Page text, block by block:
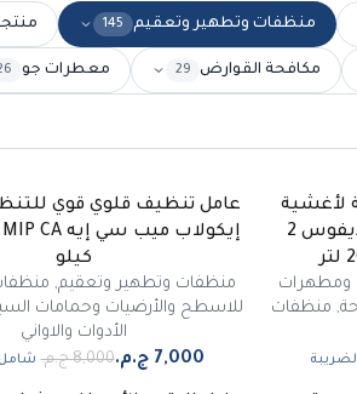
منظفات وتطهير وتعقيم 145
مكافحة القوارض 29 معطرات جو
لأغشية
الفلترة والممبرين دايفرسي ديفوس 2
ومطهرات
, منظفات
-13
مميز
عامل تنظيف قلوي قوي
كيلو
منظفات وتطهير وتعقيم,
للاسطح والأرضيات وحمامات
الأدوات والاواني
‏8,000 ج.م.‏ شامل